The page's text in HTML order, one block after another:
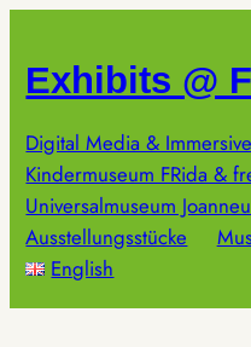
springen
Exhibits @
Digital Media &
Kindermuseum FRida &
Universalmuseum
Ausstellungsstücke
English